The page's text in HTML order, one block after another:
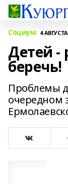
Социум 4 АВГУСТА
Детей -
беречь!
Проблемы
очередном